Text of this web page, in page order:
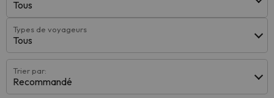
Tous
Types de voyageurs
Tous
Trier par:
Recommandé